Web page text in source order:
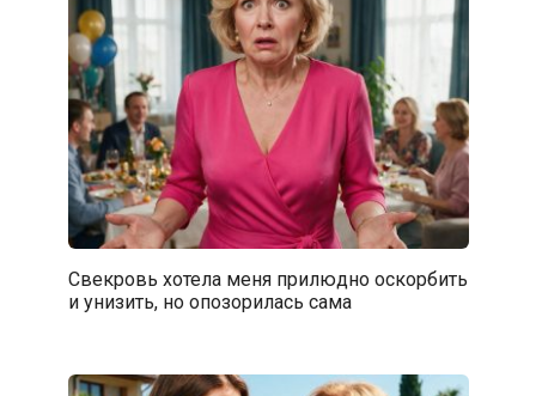
Свекровь хотела меня прилюдно оскорбить
и унизить, но опозорилась сама